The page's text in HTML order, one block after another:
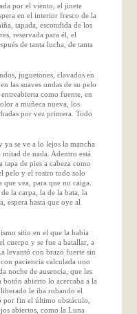
por el viento, el jinete
en el interior fresco de la
tapada, escondida de los
reservada para él, el
de tanta lucha, de tanta
juguetones, clavados en
las suaves ondas de su pelo
como fuente, en
a muñeca nueva, los
por vez primera. Todo
ya se ve a lo lejos la mancha
de nada. Adentro está
de pies a cabeza como
pelo y el rostro todo solo
que vea, para que no caiga.
la carpa, la de la bata, la
espera hasta que oye al
sitio en el que la había
cuerpo y se fue a batallar, a
levantó con brazo fuerte sin
paciencia calculada uno
noche de ausencia, que les
botón abierto lo acercaba a la
le iba robando el
por fin el último obstáculo,
abiertos, como la Luna